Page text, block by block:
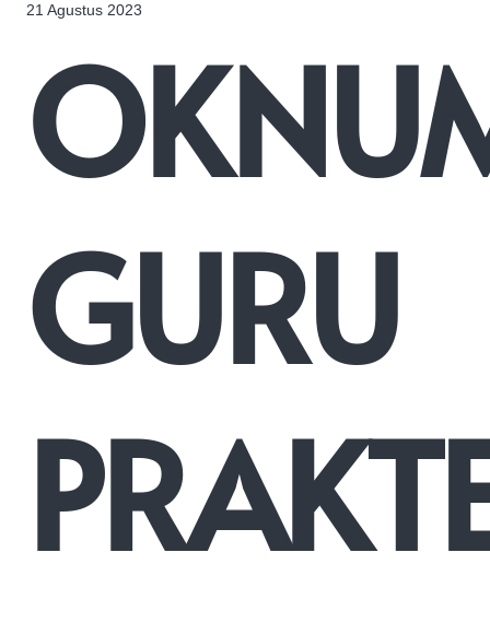
21 Agustus 2023
GURU